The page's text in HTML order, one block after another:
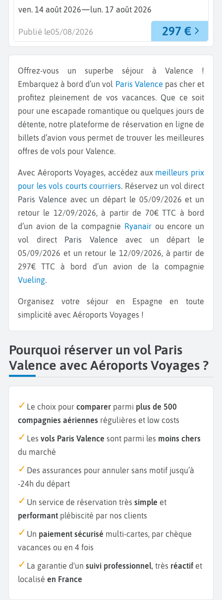
ven. 14 août 2026—lun. 17 août 2026
297 €
Publié le05/08/2026
Offrez-vous un superbe séjour à Valence !
Embarquez à bord d’un vol Paris Valence pas cher et
profitez pleinement de vos vacances. Que ce soit
pour une escapade romantique ou quelques jours de
détente, notre plateforme de réservation en ligne de
billets d’avion vous permet de trouver les meilleures
offres de vols pour Valence.
Avec Aéroports Voyages, accédez aux meilleurs prix
pour les vols courts courriers. Réservez un vol direct
Paris Valence avec un départ le 05/09/2026 et un
retour le 12/09/2026, à partir de 70€ TTC à bord
d’un avion de la compagnie Ryanairou encore un
vol direct Paris Valence avec un départ le
05/09/2026 et un retour le 12/09/2026, à partir de
297€ TTC à bord d’un avion de la compagnie
Vueling.
Organisez votre séjour en Espagne en toute
simplicité avec Aéroports Voyages !
Pourquoi réserver un vol Paris
Valence avec Aéroports Voyages ?
Le choix pour comparer parmi plus de 500
compagnies aériennes régulières et low costs
Les vols Paris Valence sont parmi les moins chers
du marché
Des assurances pour annuler sans motif jusqu’à
-24h du départ
Un service de réservation très simple et
performant plébiscité par nos clients
Un paiement sécurisé multi-cartes, par chèque
vacances ou en 4 fois
La garantie d'un suivi professionnel , très réactif et
localisé en France